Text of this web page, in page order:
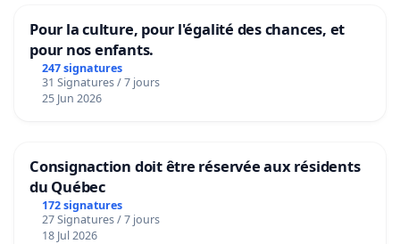
Pour la culture, pour l'égalité des chances, et
pour nos enfants.
247 signatures
31 Signatures / 7 jours
25 Jun 2026
Consignaction doit être réservée aux résidents
du Québec
172 signatures
27 Signatures / 7 jours
18 Jul 2026